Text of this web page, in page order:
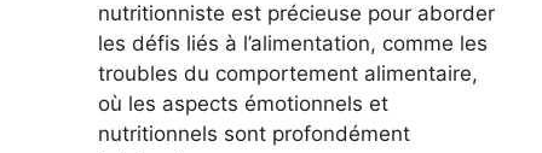
nutritionniste est précieuse pour aborder
les défis liés à l’alimentation, comme les
troubles du comportement alimentaire,
où les aspects émotionnels et
nutritionnels sont profondément